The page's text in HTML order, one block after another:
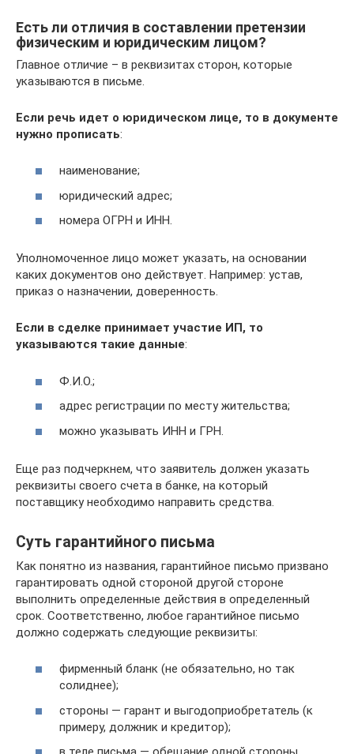
Есть ли отличия в составлении претензии
физическим и юридическим лицом?
Главное отличие – в реквизитах сторон, которые
указываются в письме.
Если речь идет о юридическом лице, то в документе
нужно прописать:
наименование;
юридический адрес;
номера ОГРН и ИНН.
Уполномоченное лицо может указать, на основании
каких документов оно действует. Например: устав,
приказ о назначении, доверенность.
Если в сделке принимает участие ИП, то
указываются такие данные:
Ф.И.О.;
адрес регистрации по месту жительства;
можно указывать ИНН и ГРН.
Еще раз подчеркнем, что заявитель должен указать
реквизиты своего счета в банке, на который
поставщику необходимо направить средства.
Суть гарантийного письма
Как понятно из названия, гарантийное письмо призвано
гарантировать одной стороной другой стороне
выполнить определенные действия в определенный
срок. Соответственно, любое гарантийное письмо
должно содержать следующие реквизиты:
фирменный бланк (не обязательно, но так
солиднее);
стороны — гарант и выгодоприобретатель (к
примеру, должник и кредитор);